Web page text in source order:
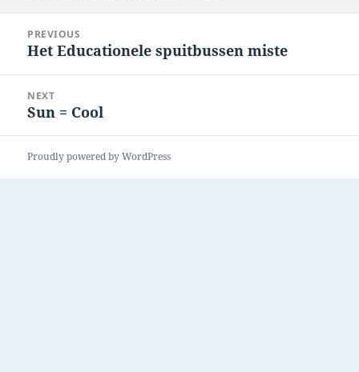
navigation
PREVIOUS
Previous
Het Educationele spuitbussen miste
NEXT
Next
Sun = Cool
Proudly powered by WordPress